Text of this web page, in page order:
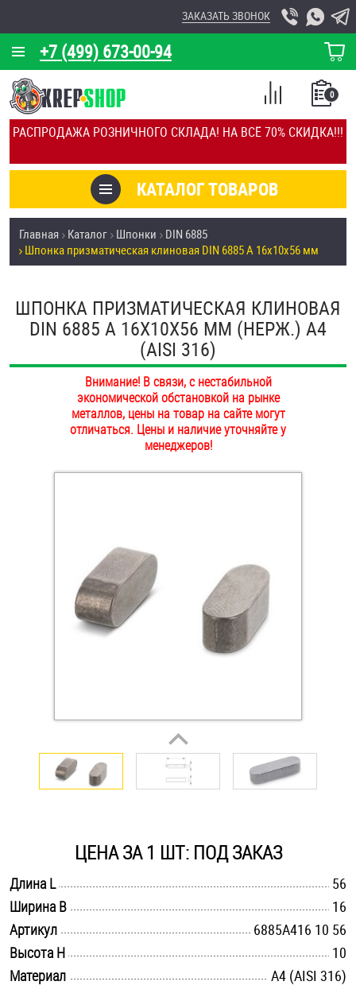
РАСПРОДАЖА РОЗНИЧНОГО СКЛАДА! НА ВСЁ 70% СКИДКА!!!
+7 (499) 673-00-94
ЗАКАЗАТЬ ЗВОНОК
КОРЗИНА
О КОМПАНИИ
КАЛЬКУЛЯТОР
ОТЗЫВЫ
УСЛУГИ
СКИДКИ
ОПТ
ПОКУПАТЕЛЯМ
ОПЛАТА И ДОСТАВКА
НАШИ МАГАЗИНЫ
КАТАЛОГ ТОВАРОВ
0
СПИСОК
СРАВНЕНИЕ
Товары со скидкой
Анкеры
Антивандальный крепёж, инструмент
Заклепки (Гайки-Заклепки)
Инструмент
Крюки, кольца с метрической резьбой
Оснастка и аксессуары для яхт
Стопорные кольца
Такелаж
Хомуты
Главная Каталог Шпонки
DIN 6885
Шпонка призматическая клиновая DIN 6885 А 16х10х56 мм
ШПОНКА ПРИЗМАТИЧЕСКАЯ КЛИНОВАЯ
DIN 6885 А 16Х10Х56 ММ (НЕРЖ.) A4
(AISI 316)
Внимание! В связи, с нестабильной
экономической обстановкой на рынке
металлов, цены на товар на сайте могут
отличаться. Цены и наличие уточняйте у
менеджеров!
ЦЕНА ЗА 1 ШТ: ПОД ЗАКАЗ
Длина L
56
Ширина B
16
Артикул
6885A416 10 56
Высота H
10
Материал
A4 (AISI 316)